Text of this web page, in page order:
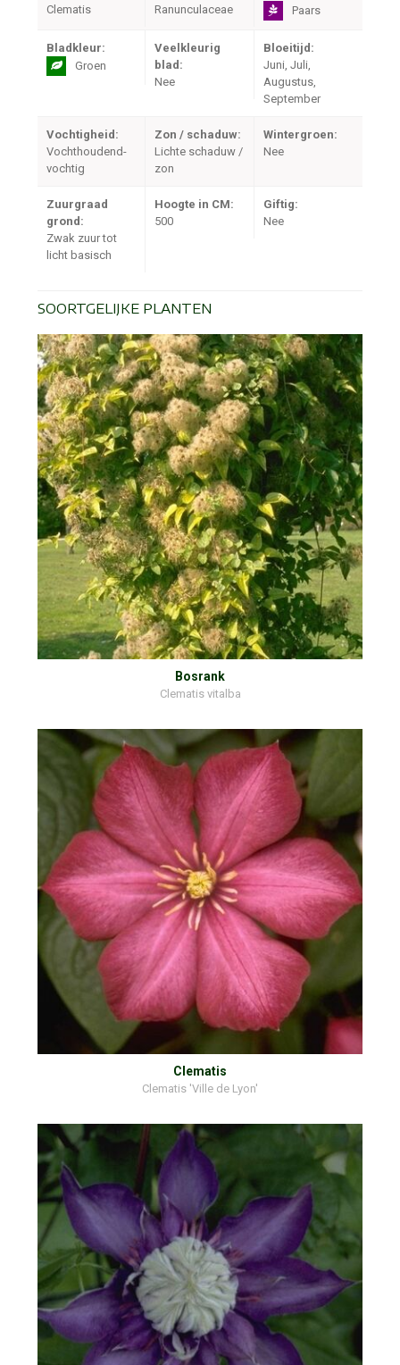
Clematis
Ranunculaceae
Paars
Bladkleur:
Groen
Veelkleurig
blad:
Nee
Bloeitijd:
Juni, Juli,
Augustus,
September
Vochtigheid:
Vochthoudend-
vochtig
Zon / schaduw:
Lichte schaduw /
zon
Wintergroen:
Nee
Zuurgraad
grond:
Zwak zuur tot
licht basisch
Hoogte in CM:
500
Giftig:
Nee
SOORTGELIJKE PLANTEN
Bosrank
Clematis vitalba
Clematis
Clematis 'Ville de Lyon'